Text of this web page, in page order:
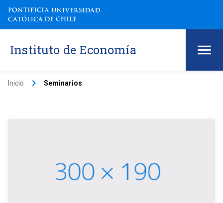
Instituto de Economía
Inicio keyboard_arrow_right Seminarios